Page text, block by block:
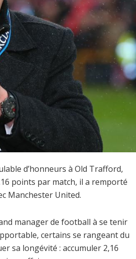
d’honneurs à Old Trafford,
points par match, il a remporté
Manchester United.
manager de football à se tenir
certains se rangeant du
sa longévité : accumuler 2,16